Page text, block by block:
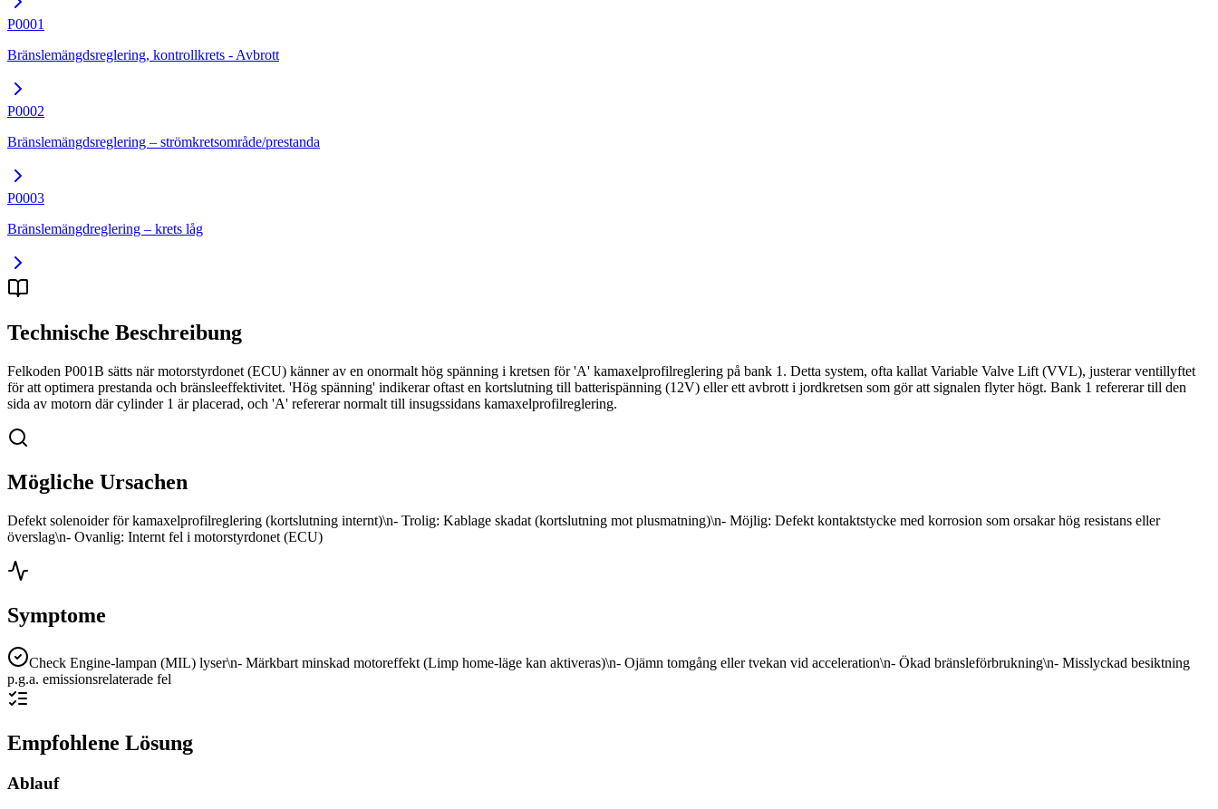
P0001
Bränslemängdsreglering, kontrollkrets - Avbrott
P0002
Bränslemängdsreglering – strömkretsområde/prestanda
P0003
Bränslemängdreglering – krets låg
Technische Beschreibung
Felkoden P001B sätts när motorstyrdonet (ECU) känner av en onormalt hög spänning i kretsen för 'A' kamaxelprofilreglering på bank 1. Detta system, ofta kallat Variable Valve Lift (VVL), justerar ventillyftet
för att optimera prestanda och bränsleeffektivitet. 'Hög spänning' indikerar oftast en kortslutning till batterispänning (12V) eller ett avbrott i jordkretsen som gör att signalen flyter högt. Bank 1 refererar till den
sida av motorn där cylinder 1 är placerad, och 'A' refererar normalt till insugssidans kamaxelprofilreglering.
Mögliche Ursachen
Defekt solenoider för kamaxelprofilreglering (kortslutning internt)\n- Trolig: Kablage skadat (kortslutning mot plusmatning)\n- Möjlig: Defekt kontaktstycke med korrosion som orsakar hög resistans eller
överslag\n- Ovanlig: Internt fel i motorstyrdonet (ECU)
Symptome
Check Engine-lampan (MIL) lyser\n- Märkbart minskad motoreffekt (Limp home-läge kan aktiveras)\n- Ojämn tomgång eller tvekan vid acceleration\n- Ökad bränsleförbrukning\n- Misslyckad besiktning
p.g.a. emissionsrelaterade fel
Empfohlene Lösung
Ablauf